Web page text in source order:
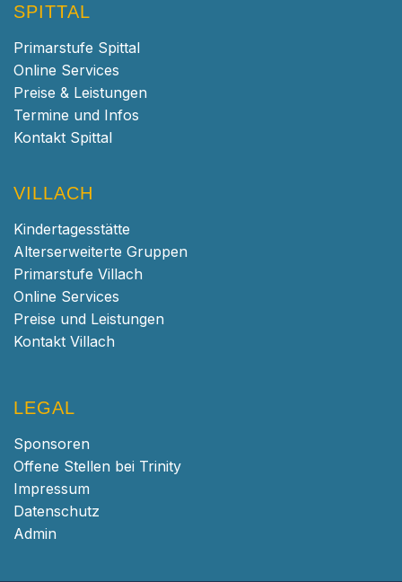
SPITTAL
Primarstufe Spittal
Online Services
Preise & Leistungen
Termine und Infos
Kontakt Spittal
VILLACH
Kindertagesstätte
Alterserweiterte Gruppen
Primarstufe Villach
Online Services
Preise und Leistungen
Kontakt Villach
LEGAL
Sponsoren
Offene Stellen bei Trinity
Impressum
Datenschutz
Admin